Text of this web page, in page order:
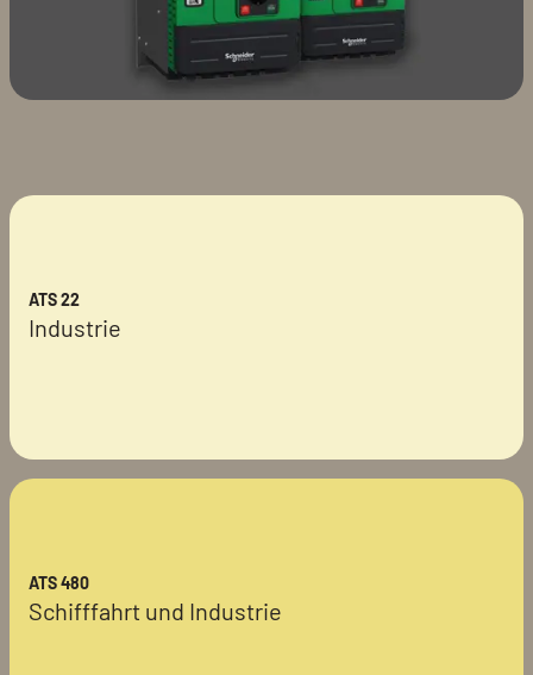
ATS 22
Industrie
ATS 480
Schifffahrt und Industrie